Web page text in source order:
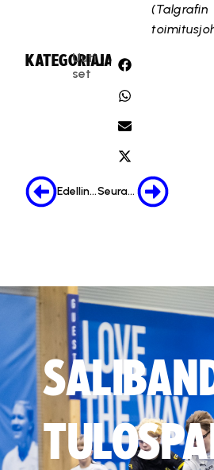
(Talgrafin
KATEGORIA:
Uuti
set
JAA:
Edellinen Seuraava